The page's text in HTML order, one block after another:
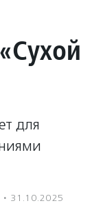
для
· 31.10.2025